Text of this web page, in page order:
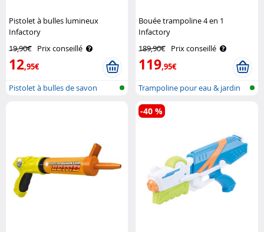
Pistolet à bulles lumineux
Infactory
19,90€ Prix conseillé
12,95€
Pistolet à bulles de savon
Bouée trampoline 4 en 1
Infactory
189,90€ Prix conseillé
119,95€
Trampoline pour eau & jardin
-40 %